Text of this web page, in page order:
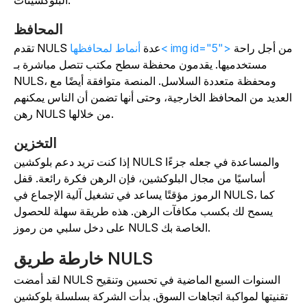
المحافظ
تقدم NULS عدةأنماط لمحافظها< img id="5">من أجل راحة
مستخدميها.يقدمون محفظة سطح مكتب تتصل مباشرة بـ
NULS، ومحفظة متعددة السلاسل. المنصة متوافقة أيضًا مع
من المحافظ الخارجية، وحتى أنها تضمن أن الناس يمكنهم
التخزين
إذا كنت تريد دعم بلوكشين NULS والمساعدة في جعله جزءًا
أساسيًا من مجال البلوكشين، فإن الرهن فكرة رائعة. قفل
الرموز مؤقتًا يساعد في تشغيل آلية الإجماع في NULS، كما
يسمح لك بكسب مكافآت الرهن. هذه طريقة سهلة للحصول
خارطة طريق NULS
لقد أمضت NULS السنوات السبع الماضية في تحسين وتنقيح
تقنيتها لمواكبة اتجاهات السوق. بدأت الشركة بسلسلة بلوكشين